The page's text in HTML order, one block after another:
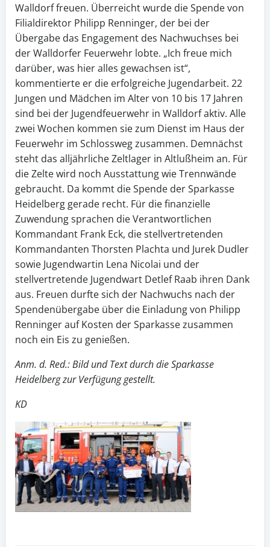
Walldorf freuen. Überreicht wurde die Spende von
Filialdirektor Philipp Renninger, der bei der
Übergabe das Engagement des Nachwuchses bei
der Walldorfer Feuerwehr lobte. „Ich freue mich
darüber, was hier alles gewachsen ist“,
kommentierte er die erfolgreiche Jugendarbeit. 22
Jungen und Mädchen im Alter von 10 bis 17 Jahren
sind bei der Jugendfeuerwehr in Walldorf aktiv. Alle
zwei Wochen kommen sie zum Dienst im Haus der
Feuerwehr im Schlossweg zusammen. Demnächst
steht das alljährliche Zeltlager in Altlußheim an. Für
die Zelte wird noch Ausstattung wie Trennwände
gebraucht. Da kommt die Spende der Sparkasse
Heidelberg gerade recht. Für die finanzielle
Zuwendung sprachen die Verantwortlichen
Kommandant Frank Eck, die stellvertretenden
Kommandanten Thorsten Plachta und Jurek Dudler
sowie Jugendwartin Lena Nicolai und der
stellvertretende Jugendwart Detlef Raab ihren Dank
aus. Freuen durfte sich der Nachwuchs nach der
Spendenübergabe über die Einladung von Philipp
Renninger auf Kosten der Sparkasse zusammen
noch ein Eis zu genießen.
Anm. d. Red.: Bild und Text durch die Sparkasse
Heidelberg zur Verfügung gestellt.
KD